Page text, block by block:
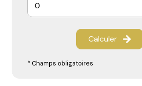
Calculer
* Champs obligatoires